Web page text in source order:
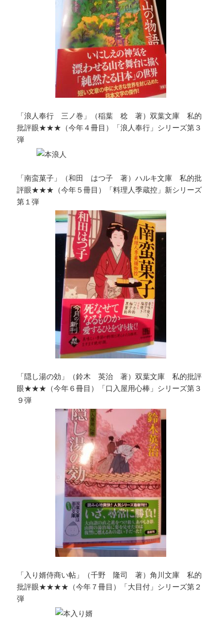
「浪人奉行 三ノ巻」（稲葉 稔 著）双葉文庫 私的
批評眼★★★（今年４冊目）「浪人奉行」シリーズ第３
弾
「南蛮菓子」（和田 はつ子 著）ハルキ文庫 私的批
評眼★★★（今年５冊目）「料理人季蔵控」新シリーズ
第１弾
「隠し湯の効」（鈴木 英治 著）双葉文庫 私的批評
眼★★★（今年６冊目）「口入屋用心棒」シリーズ第３
９弾
「入り婿侍商い帖」（千野 隆司 著）角川文庫 私的
批評眼★★★★（今年７冊目）「大目付」シリーズ第２
弾